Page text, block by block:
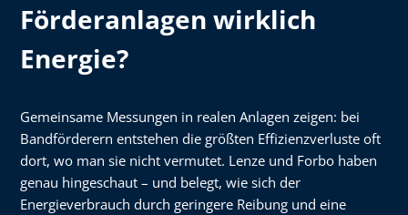
Förderanlagen wirklich
Energie?
Gemeinsame Messungen in realen Anlagen zeigen: bei
Bandförderern entstehen die größten Effizienzverluste oft
dort, wo man sie nicht vermutet. Lenze und Forbo haben
genau hingeschaut – und belegt, wie sich der
Energieverbrauch durch geringere Reibung und eine